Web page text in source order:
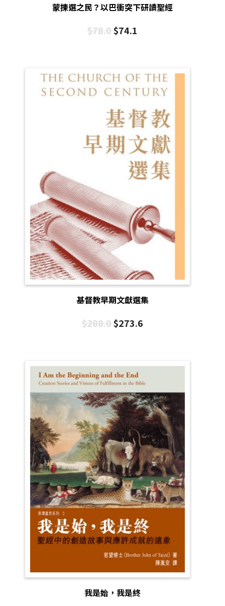
蒙揀選之民？以巴衝突下研讀聖經
$78.0$74.1
基督教早期文獻選集
$288.0$273.6
我是始，我是終